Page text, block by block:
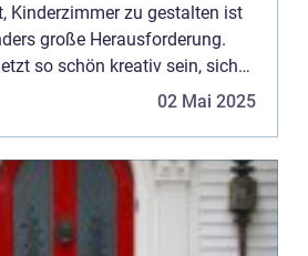
Kinderzimmer zu gestalten ist
große Herausforderung.
so schön kreativ sein, sich
Dinge ausdenken und ein
02 Mai 2025